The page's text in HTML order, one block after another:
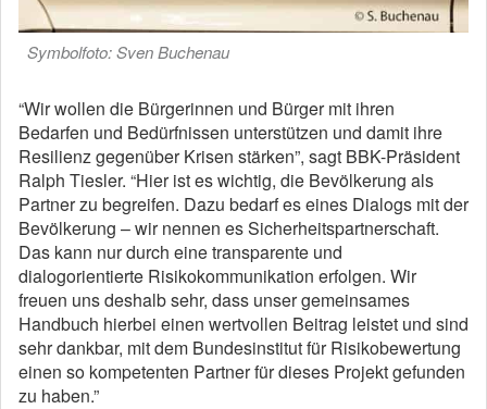
Symbolfoto: Sven Buchenau
“Wir wollen die Bürgerinnen und Bürger mit ihren
Bedarfen und Bedürfnissen unterstützen und damit ihre
Resilienz gegenüber Krisen stärken”, sagt BBK-Präsident
Ralph Tiesler. “Hier ist es wichtig, die Bevölkerung als
Partner zu begreifen. Dazu bedarf es eines Dialogs mit der
Bevölkerung – wir nennen es Sicherheitspartnerschaft.
Das kann nur durch eine transparente und
dialogorientierte Risikokommunikation erfolgen. Wir
freuen uns deshalb sehr, dass unser gemeinsames
Handbuch hierbei einen wertvollen Beitrag leistet und sind
sehr dankbar, mit dem Bundesinstitut für Risikobewertung
einen so kompetenten Partner für dieses Projekt gefunden
zu haben.”